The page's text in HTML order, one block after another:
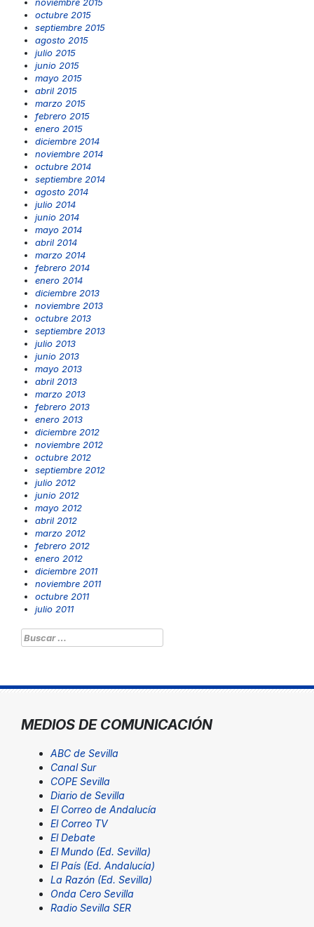
octubre 2015
septiembre 2015
agosto 2015
julio 2015
junio 2015
mayo 2015
abril 2015
marzo 2015
febrero 2015
enero 2015
diciembre 2014
noviembre 2014
octubre 2014
septiembre 2014
agosto 2014
julio 2014
junio 2014
mayo 2014
abril 2014
marzo 2014
febrero 2014
enero 2014
diciembre 2013
noviembre 2013
octubre 2013
septiembre 2013
julio 2013
junio 2013
mayo 2013
abril 2013
marzo 2013
febrero 2013
enero 2013
diciembre 2012
noviembre 2012
octubre 2012
septiembre 2012
julio 2012
junio 2012
mayo 2012
abril 2012
marzo 2012
febrero 2012
enero 2012
diciembre 2011
noviembre 2011
octubre 2011
julio 2011
Buscar:
MEDIOS DE COMUNICACIÓN
ABC de Sevilla
Canal Sur
COPE Sevilla
Diario de Sevilla
El Correo de Andalucía
El Correo TV
El Debate
El Mundo (Ed. Sevilla)
El País (Ed. Andalucía)
La Razón (Ed. Sevilla)
Onda Cero Sevilla
Radio Sevilla SER